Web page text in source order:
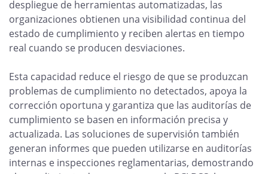
despliegue de herramientas automatizadas, las
organizaciones obtienen una visibilidad continua del
estado de cumplimiento y reciben alertas en tiempo
real cuando se producen desviaciones.
Esta capacidad reduce el riesgo de que se produzcan
problemas de cumplimiento no detectados, apoya la
corrección oportuna y garantiza que las auditorías de
cumplimiento se basen en información precisa y
actualizada. Las soluciones de supervisión también
generan informes que pueden utilizarse en auditorías
internas e inspecciones reglamentarias, demostrando